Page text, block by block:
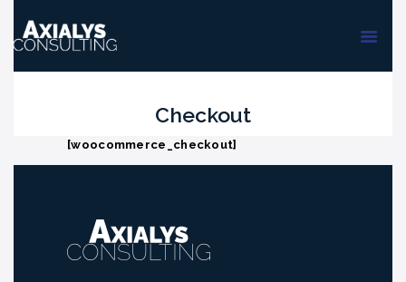
Checkout
FORMATIONS
[woocommerce_checkout]